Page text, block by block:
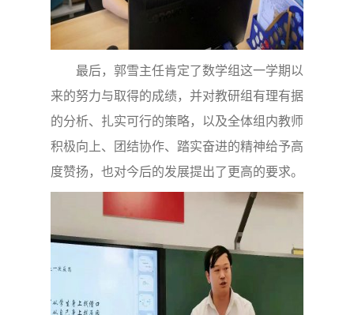
最后，郭雪主任肯定了数学组这一学期以
来的努力与取得的成绩，并对教研组有理有据
的分析、扎实可行的策略，以及全体组内教师
积极向上、团结协作、踏实奋进的精神给予高
度赞扬，也对今后的发展提出了更高的要求。